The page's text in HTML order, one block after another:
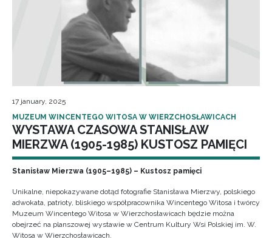
17 january, 2025
MUZEUM WINCENTEGO WITOSA W WIERZCHOSŁAWICACH
WYSTAWA CZASOWA STANISŁAW
MIERZWA (1905-1985) KUSTOSZ PAMIĘCI
Stanisław Mierzwa (1905–1985) – Kustosz pamięci
Unikalne, niepokazywane dotąd fotografie Stanisława Mierzwy, polskiego
adwokata, patrioty, bliskiego współpracownika Wincentego Witosa i twórcy
Muzeum Wincentego Witosa w Wierzchosławicach będzie można
obejrzeć na planszowej wystawie w Centrum Kultury Wsi Polskiej im. W.
Witosa w Wierzchosławicach.